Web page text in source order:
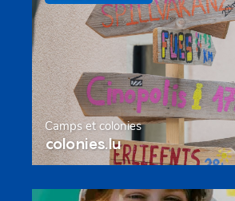
Camps et colonies
colonies.lu